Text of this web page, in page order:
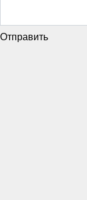
Отправить